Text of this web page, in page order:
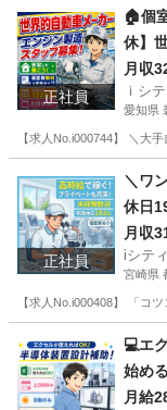
そ
正社員
🏠個
休】
月収
ｉシ
愛知県
【求人No.i000744】 ＼大
正社員
＼ワ
休日
月収
iシテ
宮崎県
【求人No.i000408】 「コ
その他
💻エ
始め
月給